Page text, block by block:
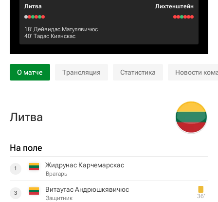
Литва Лихтенштейн
18‎’‎ Дейвидас Матулявичюс
40‎’‎ Тадас Киянскас
О матче Трансляция Статистика Новости
Литва
На поле
1 Жидрунас Карчемарскас
Вратарь
3 Витаутас Андрюшкявичюс
Защитник 36‎’‎